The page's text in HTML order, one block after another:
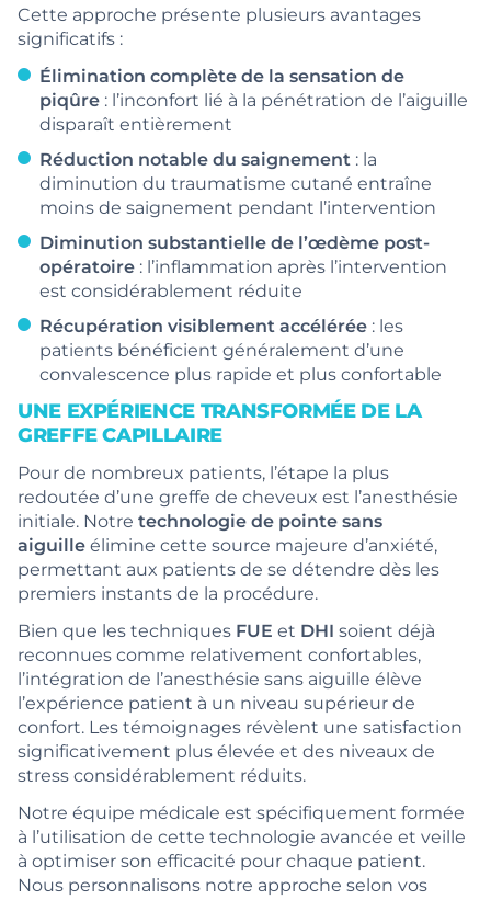
Cette approche présente plusieurs avantages
significatifs :
Élimination complète de la sensation de
piqûre : l’inconfort lié à la pénétration de l’aiguille
disparaît entièrement
Réduction notable du saignement : la
diminution du traumatisme cutané entraîne
moins de saignement pendant l’intervention
Diminution substantielle de l’œdème post-
opératoire : l’inflammation après l’intervention
est considérablement réduite
Récupération visiblement accélérée : les
patients bénéficient généralement d’une
convalescence plus rapide et plus confortable
UNE EXPÉRIENCE TRANSFORMÉE DE LA
GREFFE CAPILLAIRE
Pour de nombreux patients, l’étape la plus
redoutée d’une greffe de cheveux est l’anesthésie
initiale. Notre technologie de pointe sans
aiguilleélimine cette source majeure d’anxiété,
permettant aux patients de se détendre dès les
premiers instants de la procédure.
Bien que les techniques FUE et DHI soient déjà
reconnues comme relativement confortables,
l’intégration de l’anesthésie sans aiguille élève
l’expérience patient à un niveau supérieur de
confort. Les témoignages révèlent une satisfaction
significativement plus élevée et des niveaux de
stress considérablement réduits.
Notre équipe médicale est spécifiquement formée
à l’utilisation de cette technologie avancée et veille
à optimiser son efficacité pour chaque patient.
Nous personnalisons notre approche selon vos